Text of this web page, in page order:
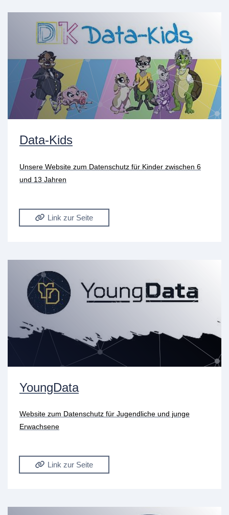
Data-Kids
Unsere Website zum Datenschutz für Kinder zwischen 6
und 13 Jahren
Link zur Seite
YoungData
Website zum Datenschutz für Jugendliche und junge
Erwachsene
Link zur Seite